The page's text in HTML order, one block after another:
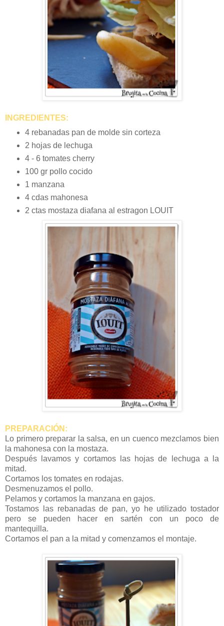
INGREDIENTES:
4 rebanadas pan de molde sin corteza
2 hojas de lechuga
4 - 6 tomates cherry
100 gr pollo cocido
1 manzana
4 cdas mahonesa
2 ctas mostaza diafana al estragon LOUIT
PREPARACIÓN:
Lo primero preparar la salsa, en un cuenco mezclamos bien
la mahonesa con la mostaza.
Después lavamos y cortamos las hojas de lechuga a la
mitad.
Cortamos los tomates en rodajas.
Desmenuzamos el pollo.
Pelamos y cortamos la manzana en gajos.
Tostamos las rebanadas de pan, yo he utilizado tostador
pero se pueden hacer en sartén con un poco de
mantequilla.
Cortamos el pan a la mitad y comenzamos el montaje.